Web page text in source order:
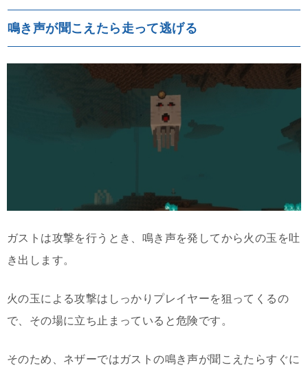
鳴き声が聞こえたら走って逃げる
ガストは攻撃を行うとき、鳴き声を発してから火の玉を吐
き出します。
火の玉による攻撃はしっかりプレイヤーを狙ってくるの
で、その場に立ち止まっていると危険です。
そのため、ネザーではガストの鳴き声が聞こえたらすぐに